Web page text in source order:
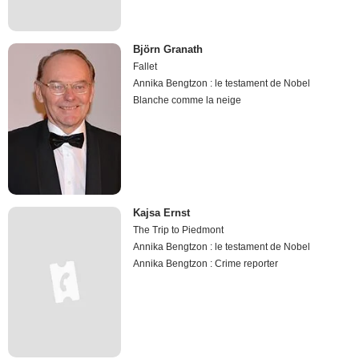
Björn Granath
Fallet
Annika Bengtzon : le testament de Nobel
Blanche comme la neige
Kajsa Ernst
The Trip to Piedmont
Annika Bengtzon : le testament de Nobel
Annika Bengtzon : Crime reporter